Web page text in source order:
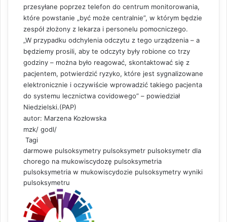
przesyłane poprzez telefon do centrum monitorowania,
które powstanie „być może centralnie”, w którym będzie
zespół złożony z lekarza i personelu pomocniczego.
„W przypadku odchylenia odczytu z tego urządzenia – a
będziemy prosili, aby te odczyty były robione co trzy
godziny – można było reagować, skontaktować się z
pacjentem, potwierdzić ryzyko, które jest sygnalizowane
elektronicznie i oczywiście wprowadzić takiego pacjenta
do systemu lecznictwa covidowego” – powiedział
Niedzielski.(PAP)
autor: Marzena Kozłowska
mzk/ godl/
Tagi
darmowe pulsoksymetry pulsoksymetr pulsoksymetr dla
chorego na mukowiscydozę pulsoksymetria
pulsoksymetria w mukowiscydozie pulsoksymetry wyniki
pulsoksymetru